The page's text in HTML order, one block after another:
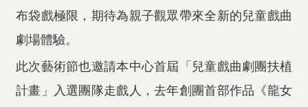
布袋戲極限，期待為親子觀眾帶來全新的兒童戲曲
劇場體驗。
此次藝術節也邀請本中心首屆「兒童戲曲劇團扶植
計畫」入選團隊走戲人，去年創團首部作品《龍女